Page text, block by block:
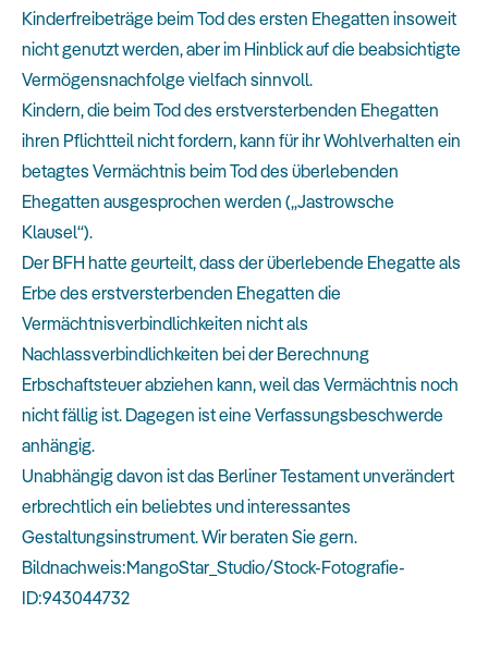
Kinderfreibeträge beim Tod des ersten Ehegatten insoweit
nicht genutzt werden, aber im Hinblick auf die beabsichtigte
Vermögensnachfolge vielfach sinnvoll.
Kindern, die beim Tod des erstversterbenden Ehegatten
ihren Pflichtteil nicht fordern, kann für ihr Wohlverhalten ein
betagtes Vermächtnis beim Tod des überlebenden
Ehegatten ausgesprochen werden („Jastrowsche
Klausel“).
Der BFH hatte geurteilt, dass der überlebende Ehegatte als
Erbe des erstversterbenden Ehegatten die
Vermächtnisverbindlichkeiten nicht als
Nachlassverbindlichkeiten bei der Berechnung
Erbschaftsteuer abziehen kann, weil das Vermächtnis noch
nicht fällig ist. Dagegen ist eine Verfassungsbeschwerde
anhängig.
Unabhängig davon ist das Berliner Testament unverändert
erbrechtlich ein beliebtes und interessantes
Gestaltungsinstrument. Wir beraten Sie gern.
Bildnachweis:MangoStar_Studio/Stock-Fotografie-
ID:943044732